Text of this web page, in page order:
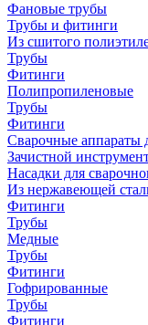
Фановые трубы
Трубы и фитинги
Из сшитого
Трубы
Фитинги
Полипропиленовые
Трубы
Фитинги
Сварочные аппараты
Зачистной
Насадки для
Из нержавеющей
Фитинги
Трубы
Медные
Трубы
Фитинги
Гофрированные
Трубы
Фитинги